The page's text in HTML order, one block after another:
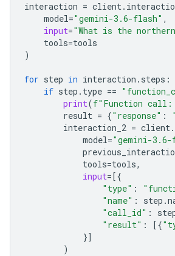
interaction = client.
model="gemini-3.6-flash" ,
input="What is the
tools=tools
)
for step in interaction . steps :
if step . type ==
print(f"Function call:
result = {"response" :
interaction_2 = client.
model="gemini-
tools=tools,
input= [{
"type" :
"name" : step .
"call_id" :
"result" : [{
}]
)